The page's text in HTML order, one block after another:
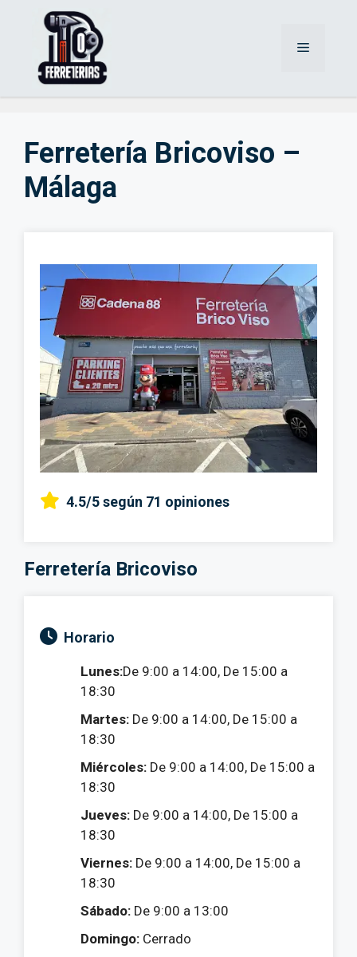
Menú
Ferretería Bricoviso –
Málaga
4.5/5según 71 opiniones
Ferretería Bricoviso
Horario
Lunes:De 9:00 a 14:00, De 15:00 a
18:30
Martes: De 9:00 a 14:00, De 15:00 a
18:30
Miércoles: De 9:00 a 14:00, De 15:00 a
18:30
Jueves: De 9:00 a 14:00, De 15:00 a
18:30
Viernes: De 9:00 a 14:00, De 15:00 a
18:30
Sábado: De 9:00 a 13:00
Domingo: Cerrado